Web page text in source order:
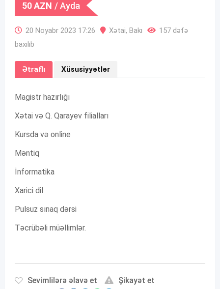
50AZN / Ayda
20 Noyabr 2023 17:26 Xətai, Bakı
157 dəfə
baxılıb
Ətraflı Xüsusiyyətlər
Magistr hazırlığı
Xətai və Q. Qarayev filialları
Kursda və online
Məntiq
İnformatika
Xarici dil
Pulsuz sınaq dərsi
Təcrübəli müəllimlər.
Sevimlilərə əlavə et
Şikayət et